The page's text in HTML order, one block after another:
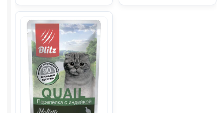
(СТЕРИЛ.,
И
СЕРДЦЕ)
80г
ИНДЕЙКА)